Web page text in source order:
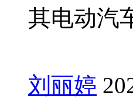
其电动汽
刘丽婷